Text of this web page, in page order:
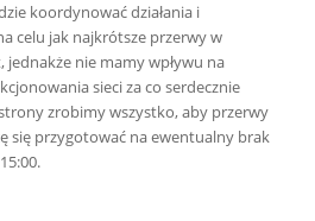
koordynować działania i
celu jak najkrótsze przerwy w
nie mamy wpływu na
sieci za co serdecznie
zrobimy wszystko, aby przerwy
się przygotować na ewentualny brak